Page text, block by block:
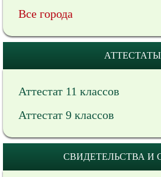
Все города
АТТЕСТАТЫ
Аттестат 11 классов
Аттестат 9 классов
СВИДЕТЕЛЬСТВА И